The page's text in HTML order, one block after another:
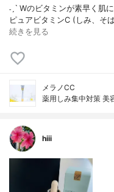
˗ˏˋ Wのビタミンが素早く肌
ピュアビタミンC (しみ、そ
続きを見る
メラノCC
薬用しみ集中対策 美
hiii